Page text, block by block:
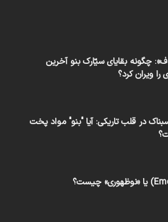
چگونه بقایای سیّارک بنو آخرین
را ویران کرد؟
در قلب تاریکی: آیا "بنو" مواد پخت